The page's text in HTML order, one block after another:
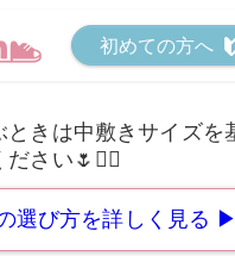
初めての方へ
選び方を詳しく見る ▶